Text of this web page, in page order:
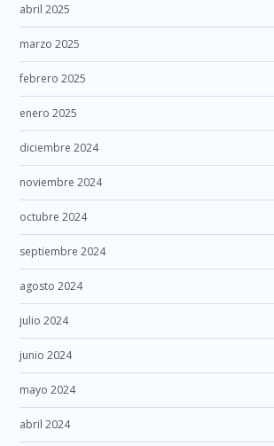
abril 2025
marzo 2025
febrero 2025
enero 2025
diciembre 2024
noviembre 2024
octubre 2024
septiembre 2024
agosto 2024
julio 2024
junio 2024
mayo 2024
abril 2024